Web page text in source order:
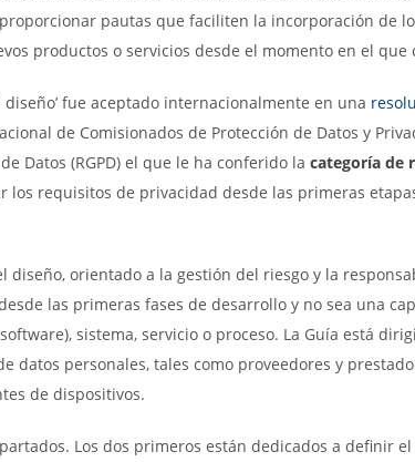
pautas que faciliten la incorporación de
productos o servicios desde el momento en el que
fue aceptado internacionalmente en una
de Comisionados de Protección de Datos y
Datos (RGPD) el que le ha conferido la categoría de
los requisitos de privacidad desde las primeras
diseño, orientado a la gestión del riesgo y la
las primeras fases de desarrollo y no sea una
sistema, servicio o proceso. La Guía está
datos personales, tales como proveedores y
de dispositivos.
Los dos primeros están dedicados a definir